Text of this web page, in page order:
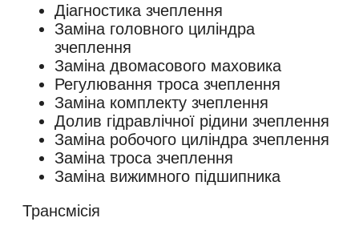
Діагностика зчеплення
Заміна головного циліндра
зчеплення
Заміна двомасового маховика
Регулювання троса зчеплення
Заміна комплекту зчеплення
Долив гідравлічної рідини зчеплення
Заміна робочого циліндра зчеплення
Заміна троса зчеплення
Заміна вижимного підшипника
Трансмісія